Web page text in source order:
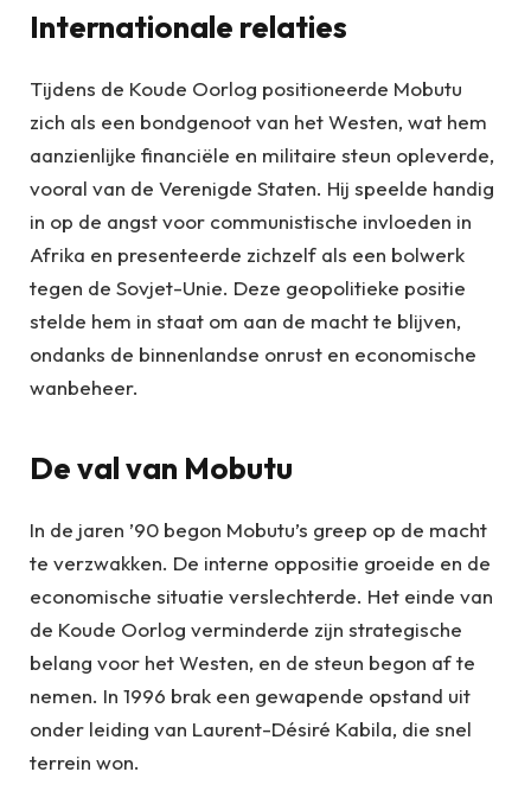
Internationale relaties
Tijdens de Koude Oorlog positioneerde Mobutu
zich als een bondgenoot van het Westen, wat hem
aanzienlijke financiële en militaire steun opleverde,
vooral van de Verenigde Staten. Hij speelde handig
in op de angst voor communistische invloeden in
Afrika en presenteerde zichzelf als een bolwerk
tegen de Sovjet-Unie. Deze geopolitieke positie
stelde hem in staat om aan de macht te blijven,
ondanks de binnenlandse onrust en economische
wanbeheer.
De val van Mobutu
In de jaren ’90 begon Mobutu’s greep op de macht
te verzwakken. De interne oppositie groeide en de
economische situatie verslechterde. Het einde van
de Koude Oorlog verminderde zijn strategische
belang voor het Westen, en de steun begon af te
nemen. In 1996 brak een gewapende opstand uit
onder leiding van Laurent-Désiré Kabila, die snel
terrein won.